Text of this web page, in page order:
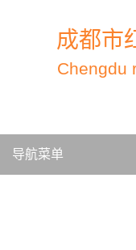
成都市
Chengdu
导航菜单